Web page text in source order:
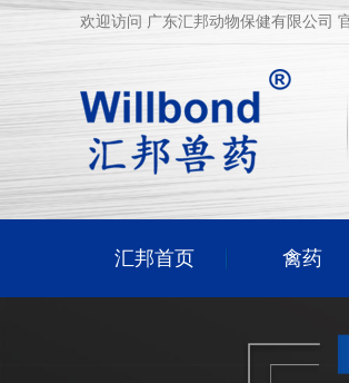
欢迎访问 广东汇邦动物保健有限公司
汇邦首页 禽药